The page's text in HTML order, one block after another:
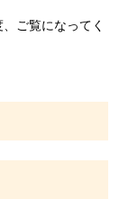
ご覧になってく